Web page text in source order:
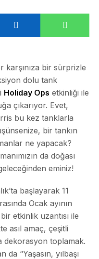
karşınıza bir sürprizle
dolu tank
Holiday Ops etkinliği ile
çıkarıyor. Evet,
bu kez tanklarla
bir tankın
ne yapacak?
da doğası
eminiz!
başlayarak 11
Ocak ayının
etkinlik uzantısı ile
asıl amaç, çeşitli
dekorasyon toplamak.
“Yaşasın, yılbaşı